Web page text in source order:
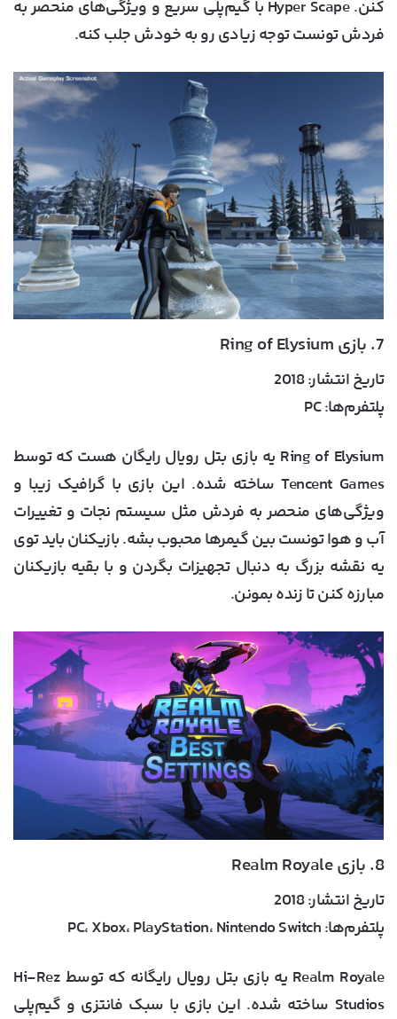
کنن. Hyper Scape با گیم‌پلی سریع و ویژگی‌های منحصر به
فردش تونست توجه زیادی رو به خودش جلب کنه.
7. بازی Ring of Elysium
تاریخ انتشار:2018
پلتفرم‌ها:PC
Ring of Elysium یه بازی بتل رویال رایگان هست که توسط
Tencent Games ساخته شده. این بازی با گرافیک زیبا و
ویژگی‌های منحصر به فردش مثل سیستم نجات و تغییرات
آب و هوا تونست بین گیمرها محبوب بشه. بازیکنان باید توی
یه نقشه بزرگ به دنبال تجهیزات بگردن و با بقیه بازیکنان
مبارزه کنن تا زنده بمونن.
8. بازی Realm Royale
تاریخ انتشار:2018
پلتفرم‌ها:
Realm Royale یه بازی بتل رویال رایگانه که توسط Hi-Rez
Studios ساخته شده. این بازی با سبک فانتزی و گیم‌پلی